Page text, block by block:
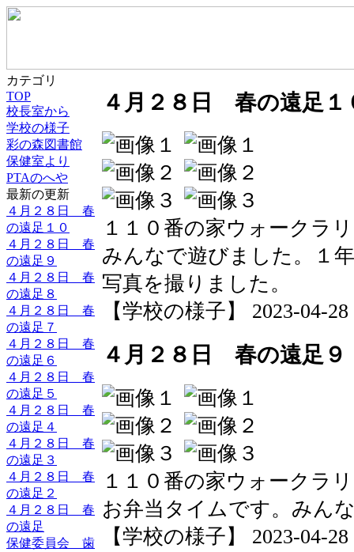
カテゴリ
TOP
校長室から
学校の様子
彩の森図書館
保健室より
PTAのへや
最新の更新
４月２８日 春
の遠足１０
４月２８日 春
の遠足９
４月２８日 春
の遠足８
４月２８日 春
の遠足７
４月２８日 春
の遠足６
４月２８日 春
の遠足５
４月２８日 春
の遠足４
４月２８日 春
の遠足３
４月２８日 春
の遠足２
４月２８日 春
の遠足
保健委員会 歯
４月２８日 春の遠足１
１１０番の家ウォークラ
みんなで遊びました。１
写真を撮りました。
【学校の様子】 2023-04-
４月２８日 春の遠足９
１１０番の家ウォークラ
お弁当タイムです。みん
【学校の様子】 2023-04-